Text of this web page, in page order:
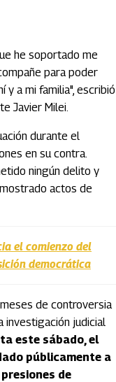
he soportado me
para poder
a mi familia", escribió
Javier Milei.
durante el
en su contra.
ningún delito y
actos de
el comienzo del
democrática
de controversia
investigación judicial
este sábado, el
públicamente a
de